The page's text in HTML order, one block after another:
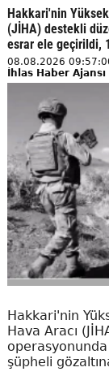
Hakkari'nin
(JİHA) destekli
esrar ele geçirildi,
08.08.2026
İhlas Haber Ajansı
Hakkari'nin
Hava Aracı
şüpheli